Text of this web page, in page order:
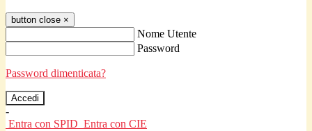
button close ×
Nome Utente
Password
Password dimenticata?
-
Entra con SPID Entra con CIE